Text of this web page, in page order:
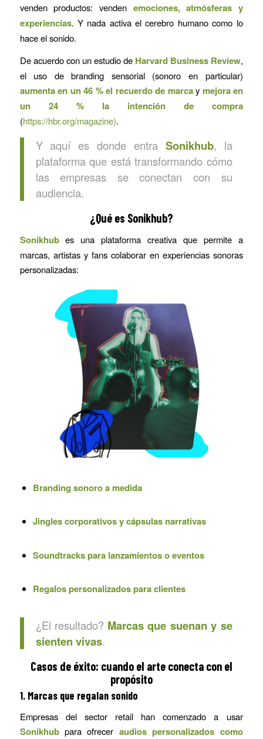
venden productos: venden emociones, atmósferas y
experiencias. Y nada activa el cerebro humano como lo
hace el sonido.
De acuerdo con un estudio de Harvard Business Review,
el uso de branding sensorial (sonoro en particular)
aumenta en un 46 % el recuerdo de marcay mejora en
un 24 % la intención de compra
(https://hbr.org/magazine).
Y aquí es donde entra Sonikhub, la
plataforma que está transformando cómo
las empresas se conectan con su
audiencia.
¿Qué es Sonikhub?
Sonikhubes una plataforma creativa que permite a
marcas, artistas y fans colaborar en experiencias sonoras
personalizadas:
Branding sonoro a medida
Jingles corporativos y cápsulas narrativas
Soundtracks para lanzamientos o eventos
Regalos personalizados para clientes
¿El resultado? Marcas que suenan y se
sienten vivas.
Casos de éxito: cuando el arte conecta con el
propósito
1. Marcas que regalan sonido
Empresas del sector retail han comenzado a usar
Sonikhubpara ofrecer audios personalizados como